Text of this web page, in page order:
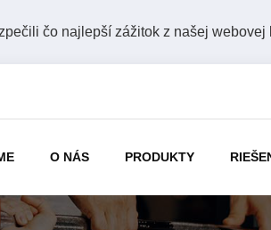
čo najlepší zážitok z našej webovej
O NÁS PRODUKTY